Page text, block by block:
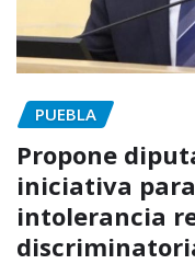
PUEBLA
Propone
iniciativa
intolerancia